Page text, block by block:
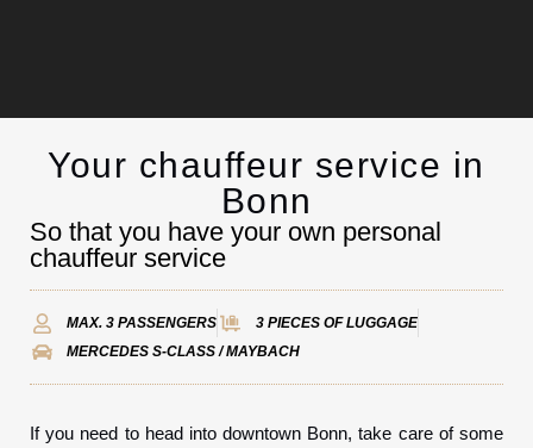
Chauffeurservice
Kontakt
Your chauffeur service in
Bonn
So that you have your own personal
chauffeur service
MAX. 3 PASSENGERS
3 PIECES OF LUGGAGE
MERCEDES S-CLASS / MAYBACH
If you need to head into downtown Bonn, take care of some